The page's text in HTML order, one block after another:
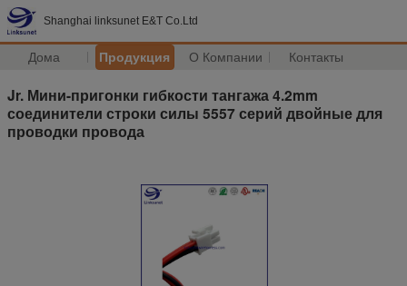
Shanghai linksunet E&T Co.Ltd
Дома Продукция О Компании Контакты
Jr. Мини-пригонки гибкости тангажа 4.2mm
соединители строки силы 5557 серий двойные для
проводки провода